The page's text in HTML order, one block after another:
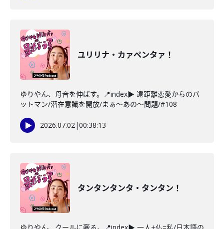
ユリリナ・カァペンタァ！
ゆりやん、母音を伸ばす。📍index▶ 遠距離恋愛からのバ
ットマン/潜在意識を開放/まぁ～あの～問題/#108
2026.07.02|00:38:13
タンタンタンタ・タンタン！